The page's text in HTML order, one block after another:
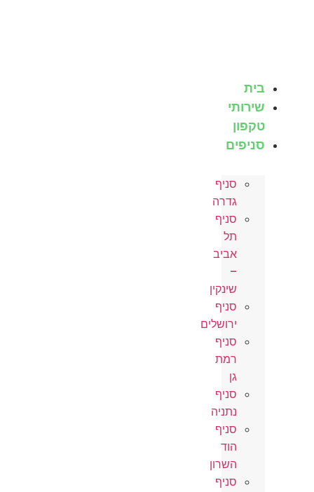
בית
שירותי
טקפון
סניפים
סניף
גדרה
סניף
תל
אביב
–
שינקין
סניף
ירושלים
סניף
רמת
גן
סניף
נתניה
סניף
הוד
השרון
סניף